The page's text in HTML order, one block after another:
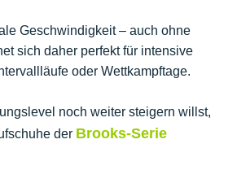
Geschwindigkeit – auch ohne
sich daher perfekt für intensive
oder Wettkampftage.
noch weiter steigern willst,
der Brooks-Serie